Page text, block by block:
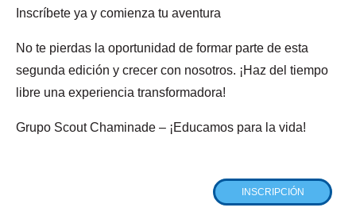
Inscríbete ya y comienza tu aventura
No te pierdas la oportunidad de formar parte de esta
segunda edición y crecer con nosotros. ¡Haz del tiempo
libre una experiencia transformadora!
Grupo Scout Chaminade – ¡Educamos para la vida!
INSCRIPCIÓN